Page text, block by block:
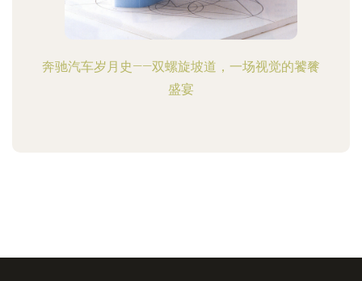
奔驰汽车岁月史——双螺旋坡道，一场视觉的饕餮
盛宴